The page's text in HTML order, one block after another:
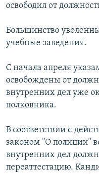
MULTIMEDIA
VIDEO
FOTOQALEREYA
KARIKATURA
RADIO ARXIV
OXU ZALI
İSLAM VƏ DEMOKRATIYA
İZ - MƏDƏNIYYƏT PROQRAMI
HAQQIMIZDA
PEŞƏ ETIKASI VƏ
MATERIALLARIMIZDAN
BIZIMLƏ ƏLAQƏ
XƏBƏR BÜLLETENLƏRIMIZ
BIZI IZLƏ
освободил от
Большинство
учебные заведения.
С начала апреля
освобождены от
внутренних дел уже
полковника.
В соответствии с
законом "О полиции"
внутренних дел
переаттестацию.